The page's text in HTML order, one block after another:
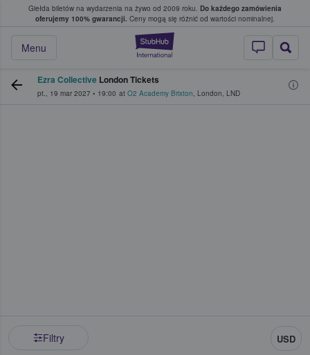
Giełda biletów na wydarzenia na żywo od 2009 roku. Do każdego zamówienia
oferujemy 100% gwarancji. Ceny mogą się różnić od wartości nominalnej.
StubHub —
Menu
w którym fani i kibice kupują i
Ezra Collective London Tickets
pt., 19 mar 2027 • 19:00 at O2 Academy Brixton, London, LND
Filtry USD